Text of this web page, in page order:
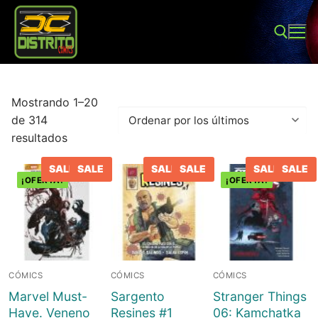
contenido
Buscar:
Inicio
Tienda
Juegos de mesa
Sobre Nosotros
Mostrando 1–20
de 314
resultados
Ordenado
por
los
últimos
¡OFERTA!
CÓMICS
SALE SALE
Marvel Must-
Have. Veneno
CÓMICS
SALE SALE
Sargento
Resines #1
¡OFERTA!
CÓMICS
SALE SALE
Stranger Things
06: Kamchatka